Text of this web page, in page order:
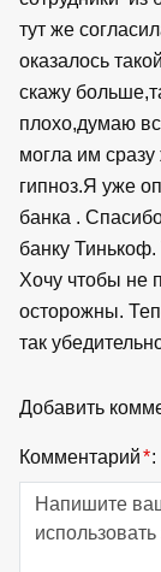
тут же
оказалось
скажу
плохо,думаю
могла им
гипноз.Я уже
банка .
банку
Хочу чтобы не
осторожны.
так
Добавить
Комментарий*: